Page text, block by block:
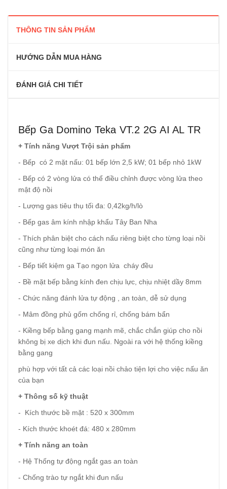
THÔNG TIN SẢN PHẨM
HƯỚNG DẪN MUA HÀNG
ĐÁNH GIÁ CHI TIẾT
Bếp Ga Domino Teka VT.2 2G AI AL TR
+ Tính năng Vượt Trội sản phẩm
- Bếp có 2 mặt nấu: 01 bếp lớn 2,5 kW; 01 bếp nhỏ 1kW
- Bếp có 2 vòng lửa có thể điều chỉnh được vòng lửa theo
mật độ nồi
- Lượng gas tiêu thụ tối đa: 0,42kg/h/lò
- Bếp gas âm kính nhập khẩu Tây Ban Nha
- Thích phân biệt cho cách nấu riêng biệt cho từng loại nồi
cũng như từng loại món ăn
- Bếp tiết kiệm ga Tạo ngọn lửa cháy đều
- Bề mặt bếp bằng kính đen chịu lực, chịu nhiệt dầy 8mm
- Chức năng đánh lửa tự động , an toàn, dễ sử dụng
- Mâm đồng phủ gốm chống rỉ, chống bám bẩn
- Kiềng bếp bằng gang mạnh mẽ, chắc chắn giúp cho nồi
không bị xe dịch khi đun nấu. Ngoài ra với hệ thống kiềng
bằng gang
phù hợp với tất cả các loại nồi chảo tiện lợi cho việc nấu ăn
của bạn
+ Thông số kỹ thuật
- Kích thước bề mặt : 520 x 300mm
- Kích thước khoét đá: 480 x 280mm
+ Tính năng an toàn
- Hệ Thống tự động ngắt gas an toàn
- Chống trào tự ngắt khi đun nấu